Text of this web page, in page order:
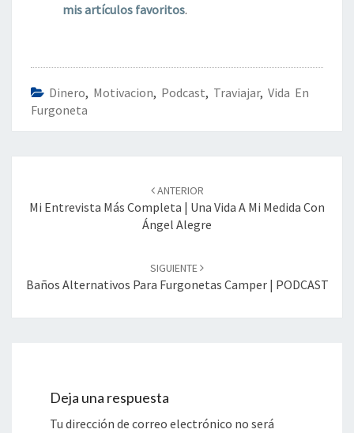
mis artículos favoritos.
Dinero, Motivacion, Podcast, Traviajar, Vida En
Furgoneta
entradas
ANTERIOR
Mi Entrevista Más Completa | Una Vida A Mi Medida Con
Ángel Alegre
SIGUIENTE
Baños Alternativos Para Furgonetas Camper | PODCAST
Deja una respuesta
Tu dirección de correo electrónico no será